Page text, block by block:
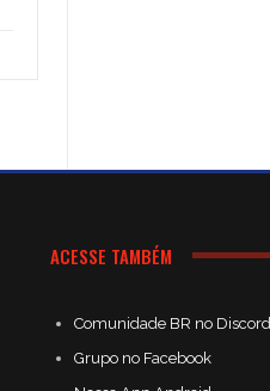
ACESSE TAMBÉM
Comunidade BR no Discord
Grupo no Facebook